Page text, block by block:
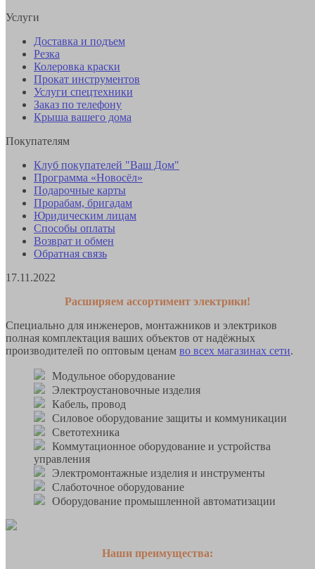
Услуги
Доставка и подъем
Резка
Колеровка краски
Прокат инструментов
Услуги спецтехники
Заказ по телефону
Крыша вашего дома
Покупателям
Клуб покупателей "Ваш Дом"
Программа «Новосёл»
Подарочные карты
Прорабам, бригадам
Юридическим лицам
Способы оплаты
Возврат и обмен
Обратная связь
17.11.2022
Расширяем ассортимент электрики!
Специально для инженеров, монтажников и электриков
полная комплектация ваших объектов от надёжных
производителей по оптовым ценам во всех магазинах сети.
Модульное оборудование
Электроустановочные изделия
Кабель, провод
Силовое оборудование защиты и коммуникации
Светотехника
Коммутационное оборудование и устройства
управления
Электромонтажные изделия и инструменты
Слаботочное оборудование
Оборудование промышленной автоматизации
Наши преимущества: